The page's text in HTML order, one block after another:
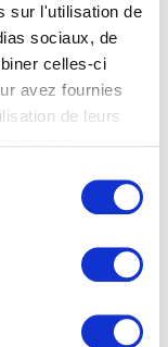
sur l'utilisation de
sociaux, de
celles-ci
avez fournies
de leurs